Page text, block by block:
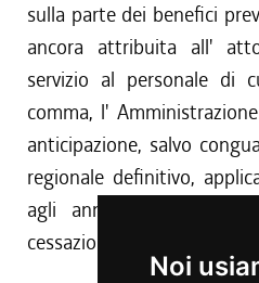
Noi
sulla parte dei benefici
ancora attribuita all'
servizio al personale di
comma, l'
anticipazione, salvo
regionale definitivo,
agli anni e mesi utili
cessazione.